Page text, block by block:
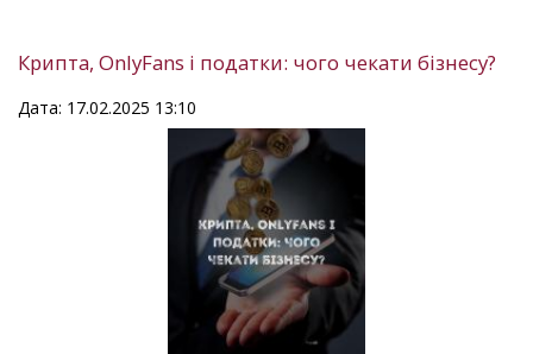
Крипта, OnlyFans і податки: чого чекати бізнесу?
Дата: 17.02.2025 13:10